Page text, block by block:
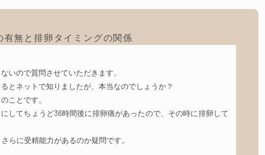
無と排卵タイミングの関係
いので質問させていただきます。
とネットで知りましたが、本当なのでしょうか？
ことです。
してちょうど36時間後に排卵痛があったので、その時に排卵して
らに受精能力があるのか疑問です。